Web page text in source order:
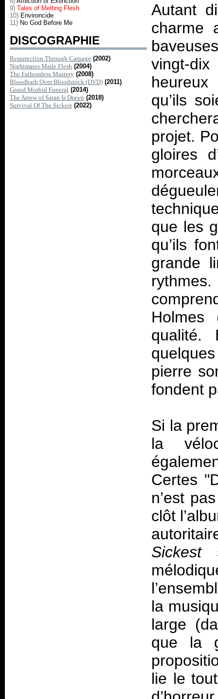
9) Tales of Melting Flesh
10) Environcide
11) No God Before Me
DISCOGRAPHIE
Resurrection Through Carnage (2002)
Nightmares Made Flesh (2004)
The Fathomless Mastery (2008)
Bloodbath Over Bloodstock (DVD) (2011)
Grand Morbid Funeral (2014)
The Arrow of Satan Is Drawn (2018)
Survival Of The Sickest (2022)
Autant
charme
vingt-
qu’ils
projet.
gloires
que les
qu’ils
grande
Holmes
qualité.
pierre
fondent
Si la
la
Certes
n’est
clôt
Sickest
la
large
que la
lie le